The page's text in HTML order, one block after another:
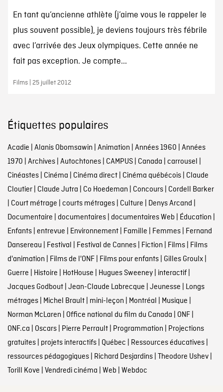
En tant qu’ancienne athlète (j’aime vous le rappeler le
plus souvent possible), je deviens toujours très fébrile
avec l’arrivée des Jeux olympiques. Cette année ne
fait pas exception. Je compte...
Films | 25 juillet 2012
Étiquettes populaires
Acadie Alanis Obomsawin Animation Années 1960 Années
1970 Archives| Autochtones| CAMPUS| Canada carrousel
Cinéastes| Cinéma Cinéma direct| Cinéma québécois| Claude
Cloutier| Claude Jutra Co Hoedeman Concours| Cordell Barker
Court métrage courts métrages| Culture Denys Arcand
Documentaire documentaires| documentaires Web Éducation
Enfants| entrevue Environnement| Famille Femmes| Fernand
Dansereau Festival Festival de Cannes| Fiction Films| Films
d'animation Films de l'ONF| Films pour enfants| Gilles Groulx|
Guerre Histoire HotHouse Hugues Sweeney| interactif|
Jacques Godbout| Jean-Claude Labrecque Jeunesse Longs
métrages| Michel Brault| mini-leçon Montréal Musique
Norman McLaren Office national du film du Canada ONF|
ONF.ca Oscars| Pierre Perrault| Programmation Projections
gratuites| projets interactifs| Québec Ressources éducatives|
ressources pédagogiques| Richard Desjardins| Theodore Ushev|
Torill Kove Vendredi cinéma Web Webdoc